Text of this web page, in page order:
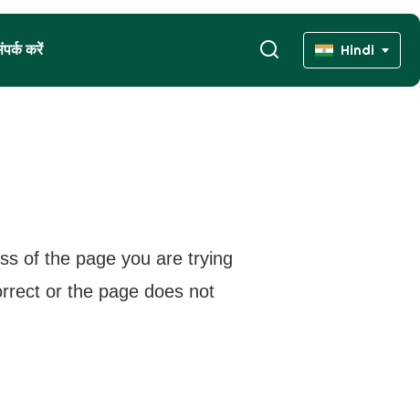
करें Hindi
of the page you are trying
or the page does not